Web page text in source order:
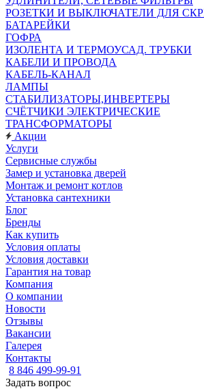
РОЗЕТКИ И ВЫКЛЮЧАТЕЛИ ДЛЯ
БАТАРЕЙКИ
ГОФРА
ИЗОЛЕНТА И ТЕРМОУСАД. ТРУБКИ
КАБЕЛИ И ПРОВОДА
КАБЕЛЬ-КАНАЛ
ЛАМПЫ
СТАБИЛИЗАТОРЫ,ИНВЕРТЕРЫ
СЧЁТЧИКИ ЭЛЕКТРИЧЕСКИЕ
ТРАНСФОРМАТОРЫ
Акции
Услуги
Сервисные службы
Замер и установка дверей
Монтаж и ремонт котлов
Установка сантехники
Блог
Бренды
Как купить
Условия оплаты
Условия доставки
Гарантия на товар
Компания
О компании
Новости
Отзывы
Вакансии
Галерея
Контакты
8 846 499-99-91
Задать вопрос